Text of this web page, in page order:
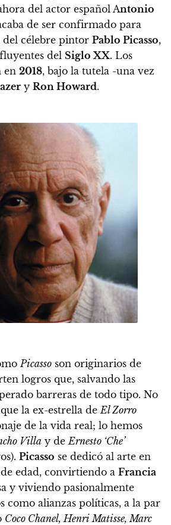
del actor español Antonio
de ser confirmado para
del célebre pintor Pablo Picasso,
del Siglo XX. Los
en 2018, bajo la tutela -una vez
y Ron Howard.
Picasso son originarios de
logros que, salvando las
barreras de todo tipo. No
la ex-estrella de El Zorro
de la vida real; lo hemos
Villa y de Ernesto ‘Che’
Picasso se dedicó al arte en
de edad, convirtiendo a Francia
y viviendo pasionalmente
como alianzas políticas, a la par
Coco Chanel, Henri Matisse, Marc